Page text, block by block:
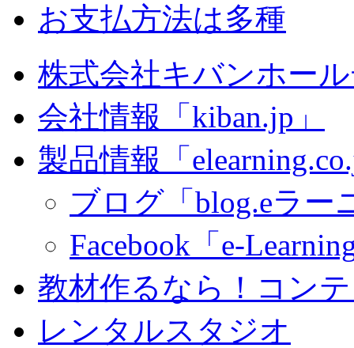
お支払方法は多種
株式会社キバンホー
会社情報「kiban.jp」
製品情報「
ブログ「blog.eラー
Facebook「e-
教材作るなら！コン
レンタルスタジオ